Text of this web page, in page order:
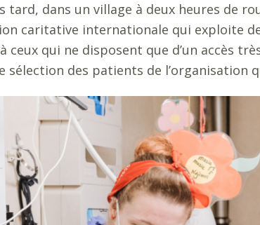
tard, dans un village à deux heures de
caritative internationale qui exploite
ceux qui ne disposent que d’un accès
sélection des patients de